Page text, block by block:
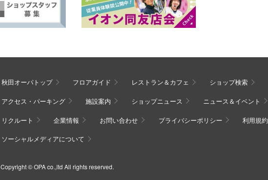
秋田オーパトップ フロアガイド レストラン＆カフェ ショップ検索
アクセス・パーキング 施設案内 ショップニュース ニュース＆イベント
リクルート 企業情報 お問い合わせ プライバシーポリシー 利用規約
ソーシャルメディアについて
Copyright © OPA co.,ltd All rights reserved.